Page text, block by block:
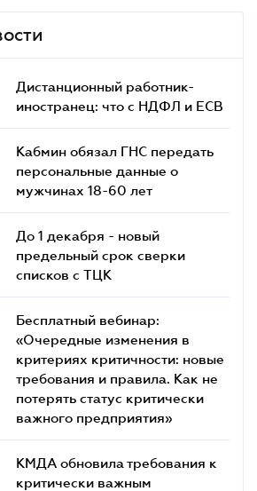
Дистанционный работник-
иностранец: что с НДФЛ и ЕСВ
Кабмин обязал ГНС передать
персональные данные о
мужчинах 18-60 лет
До 1 декабря - новый
предельный срок сверки
списков c ТЦК
Бесплатный вебинар:
«Очередные изменения в
критериях критичности: новые
требования и правила. Как не
потерять статус критически
важного предприятия»
КМДА обновила требования к
критически важным